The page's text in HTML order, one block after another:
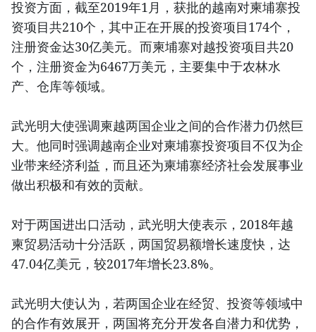
投资方面，截至2019年1月，获批的越南对柬埔寨投
资项目共210个，其中正在开展的投资项目174个，
注册资金达30亿美元。而柬埔寨对越投资项目共20
个，注册资金为6467万美元，主要集中于农林水
产、仓库等领域。
武光明大使强调柬越两国企业之间的合作潜力仍然巨
大。他同时强调越南企业对柬埔寨投资项目不仅为企
业带来经济利益，而且还为柬埔寨经济社会发展事业
做出积极和有效的贡献。
对于两国进出口活动，武光明大使表示，2018年越
柬贸易活动十分活跃，两国贸易额增长速度快，达
47.04亿美元，较2017年增长23.8%。
武光明大使认为，若两国企业在经贸、投资等领域中
的合作有效展开，两国将充分开发各自潜力和优势，